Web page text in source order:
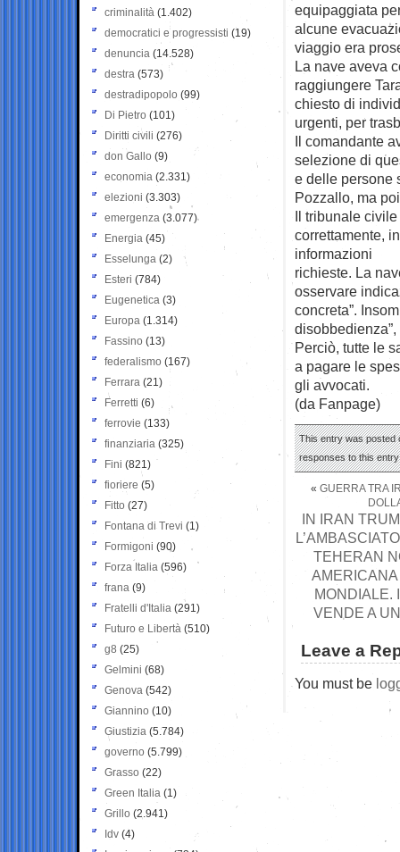
equipaggiata
alcune
viaggio era
La nave aveva
raggiungere
chiesto di
urgenti, per
Il comandante
selezione di
e delle persone
Pozzallo, ma
Il tribunale
correttamente,
informazioni
richieste. La
osservare
concreta”.
Perciò, tutte le
a pagare le
gli avvocati.
(da Fanpage)
This entry was posted
responses to this
« GUERRA TRA
IN IRAN
TEHERAN
AMERICANA
MONDIALE.
VENDE A
Leave a
You must be
criminalità (1.402)
democratici e progressisti (19)
denuncia (14.528)
destra (573)
destradipopolo (99)
Di Pietro (101)
Diritti civili (276)
don Gallo (9)
economia (2.331)
elezioni (3.303)
emergenza (3.077)
Energia (45)
Esselunga (2)
Esteri (784)
Eugenetica (3)
Europa (1.314)
Fassino (13)
federalismo (167)
Ferrara (21)
Ferretti (6)
ferrovie (133)
finanziaria (325)
Fini (821)
fioriere (5)
Fitto (27)
Fontana di Trevi (1)
Formigoni (90)
Forza Italia (596)
frana (9)
Fratelli d'Italia (291)
Futuro e Libertà (510)
g8 (25)
Gelmini (68)
Genova (542)
Giannino (10)
Giustizia (5.784)
governo (5.799)
Grasso (22)
Green Italia (1)
Grillo (2.941)
Idv (4)